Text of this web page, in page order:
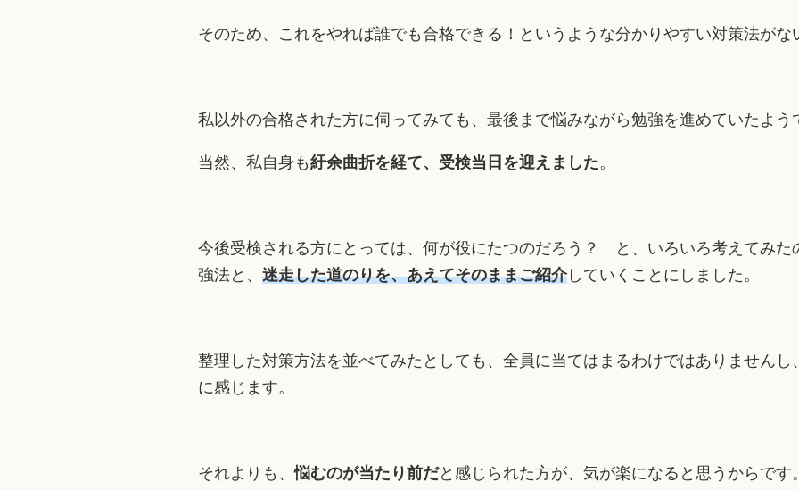
そのため、これをやれば誰でも合格できる！というような分かりやすい対策法がな
私以外の合格された方に伺ってみても、最後まで悩みながら勉強を進めていたよう
当然、私自身も紆余曲折を経て、受検当日を迎えました。
今後受検される方にとっては、何が役にたつのだろう？ と、いろいろ考えてみた
強法と、 迷走した道のりを、あえてそのままご紹介していくことにしました。
整理した対策方法を並べてみたとしても、全員に当てはまるわけではありませんし
に感じます。
それよりも、悩むのが当たり前だと感じられた方が、気が楽になると思うからです。